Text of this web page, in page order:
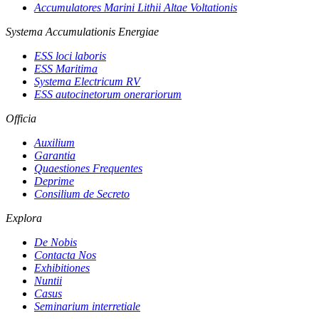
Accumulatores Marini Lithii Altae Voltationis
Systema Accumulationis Energiae
ESS loci laboris
ESS Maritima
Systema Electricum RV
ESS autocinetorum onerariorum
Officia
Auxilium
Garantia
Quaestiones Frequentes
Deprime
Consilium de Secreto
Explora
De Nobis
Contacta Nos
Exhibitiones
Nuntii
Casus
Seminarium interretiale